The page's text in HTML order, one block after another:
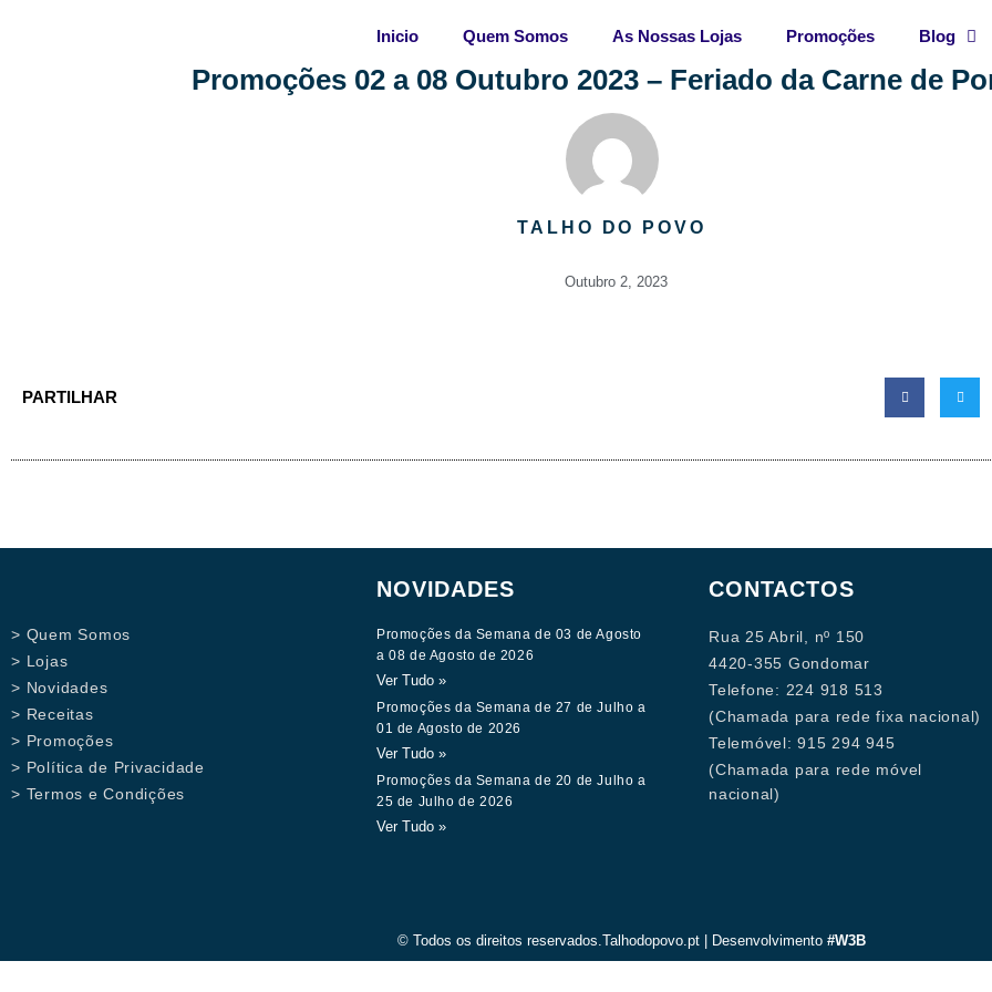
Inicio Quem Somos As Nossas Lojas Promoções Blog
Promoções 02 a 08 Outubro 2023 – Feriado da Carne de
TALHO DO POVO
Outubro 2, 2023
PARTILHAR
> Quem Somos
> Lojas
> Novidades
> Receitas
> Promoções
> Política de Privacidade
> Termos e Condições
NOVIDADES
Promoções da Semana de 03 de Agosto
a 08 de Agosto de 2026
Ver Tudo »
Promoções da Semana de 27 de Julho a
01 de Agosto de 2026
Ver Tudo »
Promoções da Semana de 20 de Julho a
25 de Julho de 2026
Ver Tudo »
CONTACTOS
Rua 25 Abril, nº 150
4420-355 Gondomar
Telefone: 224 918 513
(Chamada para rede fixa nacional)
Telemóvel: 915 294 945
(Chamada para rede móvel
nacional)
© Todos os direitos reservados.Talhodopovo.pt | Desenvolvimento #W3B